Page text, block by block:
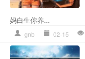
妈白生你养...
gnb 02-15